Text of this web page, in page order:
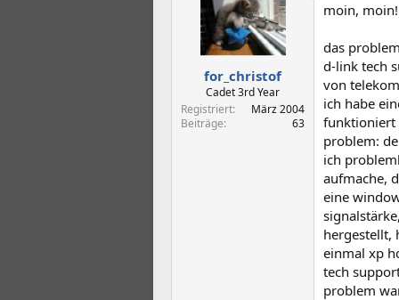
l
l
t
a
m
for_christof
Cadet 3rd Year
Registriert
März 2004
Beiträge
63
moin, moin!
das
d-link tech
von
ich habe
funktioniert
problem:
ich
aufmache,
eine
hergestellt,
einmal xp
tech
problem